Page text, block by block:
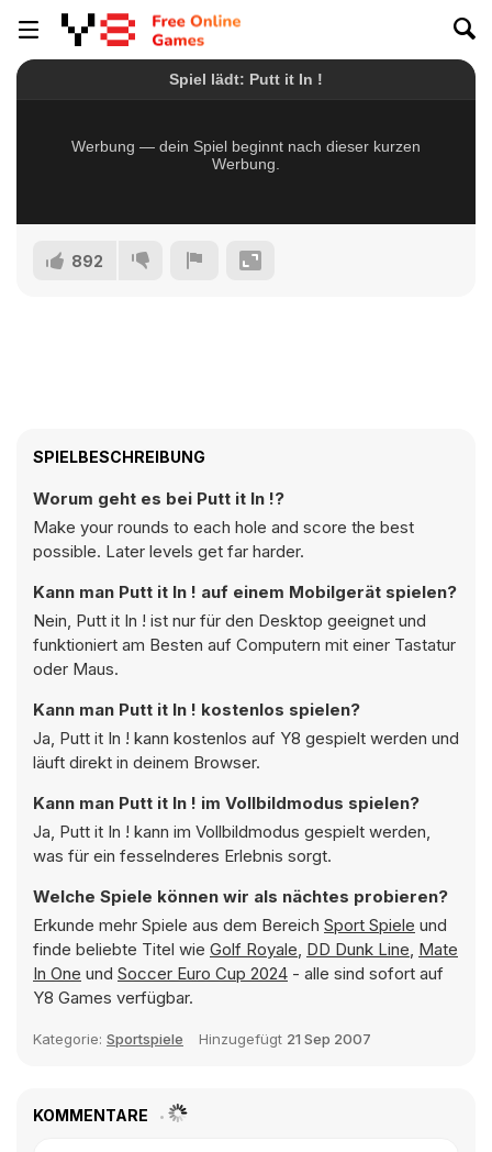
892
SPIELBESCHREIBUNG
Worum geht es bei Putt it In !?
Make your rounds to each hole and score the best
possible. Later levels get far harder.
Kann man Putt it In ! auf einem Mobilgerät spielen?
Nein, Putt it In ! ist nur für den Desktop geeignet und
funktioniert am Besten auf Computern mit einer Tastatur
oder Maus.
Kann man Putt it In ! kostenlos spielen?
Ja, Putt it In ! kann kostenlos auf Y8 gespielt werden und
läuft direkt in deinem Browser.
Kann man Putt it In ! im Vollbildmodus spielen?
Ja, Putt it In ! kann im Vollbildmodus gespielt werden,
was für ein fesselnderes Erlebnis sorgt.
Welche Spiele können wir als nächtes probieren?
Erkunde mehr Spiele aus dem Bereich Sport Spiele und
finde beliebte Titel wie Golf Royale, DD Dunk Line, Mate
In One und Soccer Euro Cup 2024 - alle sind sofort auf
Y8 Games verfügbar.
Kategorie: Sportspiele Hinzugefügt 21 Sep 2007
KOMMENTARE